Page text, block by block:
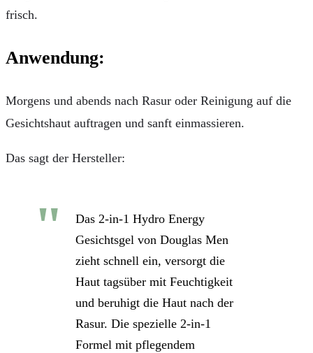
frisch.
Anwendung:
Morgens und abends nach Rasur oder Reinigung auf die
Gesichtshaut auftragen und sanft einmassieren.
Das sagt der Hersteller:
Das 2-in-1 Hydro Energy
Gesichtsgel von Douglas Men
zieht schnell ein, versorgt die
Haut tagsüber mit Feuchtigkeit
und beruhigt die Haut nach der
Rasur. Die spezielle 2-in-1
Formel mit pflegendem